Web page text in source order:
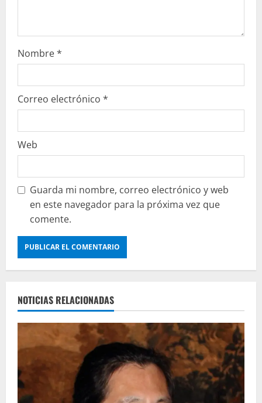
Nombre*
Correo electrónico *
Web
Guarda mi nombre, correo electrónico y web
en este navegador para la próxima vez que
comente.
NOTICIAS RELACIONADAS